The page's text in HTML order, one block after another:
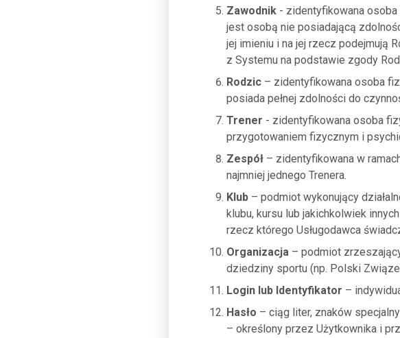
Zawodnik- zidentyfikowana osoba
jest osobą nie posiadającą
jej imieniu i na jej rzecz podejmują
z Systemu na podstawie zgody
Rodzic– zidentyfikowana osoba
posiada pełnej zdolności do
Trener - zidentyfikowana osoba
przygotowaniem fizycznym i
Zespół– zidentyfikowana w
najmniej jednego Trenera.
Klub– podmiot wykonujący
klubu, kursu lub jakichkolwiek
rzecz którego Usługodawca
Organizacja– podmiot
dziedziny sportu (np. Polski
Login lub Identyfikator –
Hasło – ciąg liter, znaków
– określony przez Użytkownika i